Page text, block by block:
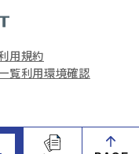
用規約
覧利用環境確認
Ltd. All Rights